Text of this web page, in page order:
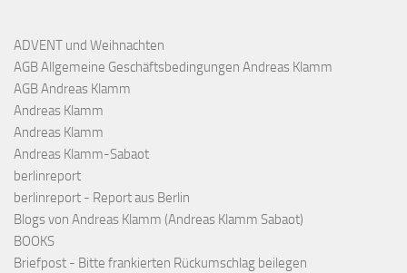
ADVENT und Weihnachten
AGB Allgemeine Geschäftsbedingungen Andreas Klamm
AGB Andreas Klamm
Andreas Klamm
Andreas Klamm
Andreas Klamm-Sabaot
berlinreport
berlinreport - Report aus Berlin
Blogs von Andreas Klamm (Andreas Klamm Sabaot)
BOOKS
Briefpost - Bitte frankierten Rückumschlag beilegen